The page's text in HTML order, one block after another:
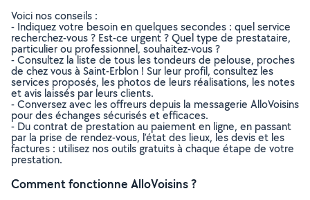
Voici nos conseils :
- Indiquez votre besoin en quelques secondes : quel service
recherchez-vous ? Est-ce urgent ? Quel type de prestataire,
particulier ou professionnel, souhaitez-vous ?
- Consultez la liste de tous les tondeurs de pelouse, proches
de chez vous à Saint-Erblon ! Sur leur profil, consultez les
services proposés, les photos de leurs réalisations, les notes
et avis laissés par leurs clients.
- Conversez avec les offreurs depuis la messagerie AlloVoisins
pour des échanges sécurisés et efficaces.
- Du contrat de prestation au paiement en ligne, en passant
par la prise de rendez-vous, l’état des lieux, les devis et les
factures : utilisez nos outils gratuits à chaque étape de votre
prestation.
Comment fonctionne AlloVoisins ?